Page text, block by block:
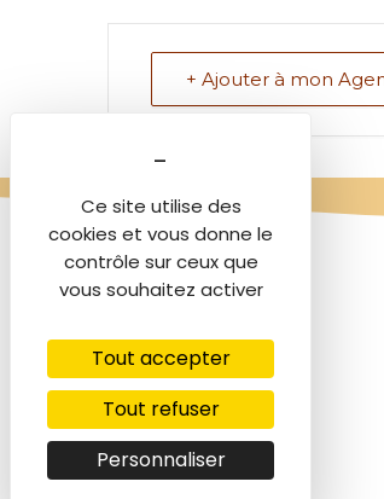
Ce site utilise des
cookies et vous donne le
contrôle sur ceux que
vous souhaitez activer
Tout accepter
Tout refuser
Personnaliser
+ Ajouter à mon